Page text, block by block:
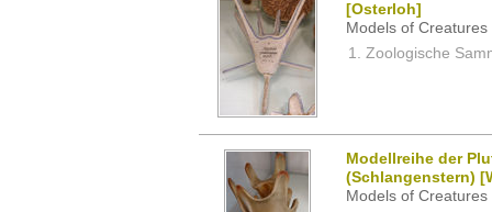
[Osterloh]
Models of
Zoologische
Modellreihe der
(Schlangenstern)
Models of